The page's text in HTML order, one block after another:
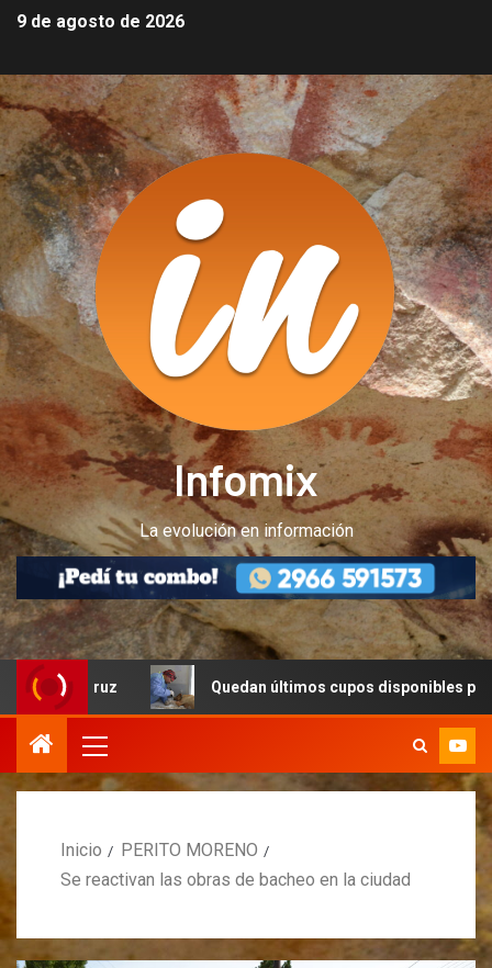
9 de agosto de 2026
Infomix
La evolución en información
Quedan últimos cupos disponibles para
Inicio
PERITO MORENO
Se reactivan las obras de bacheo en la ciudad